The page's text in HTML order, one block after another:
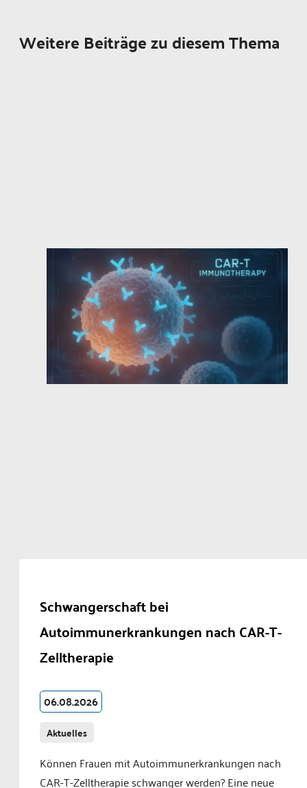
Weitere Beiträge zu diesem Thema
Schwangerschaft bei
Autoimmunerkrankungen nach CAR-T-
Zelltherapie
06.08.2026
Aktuelles
Können Frauen mit Autoimmunerkrankungen nach
CAR-T-Zelltherapie schwanger werden? Eine neue